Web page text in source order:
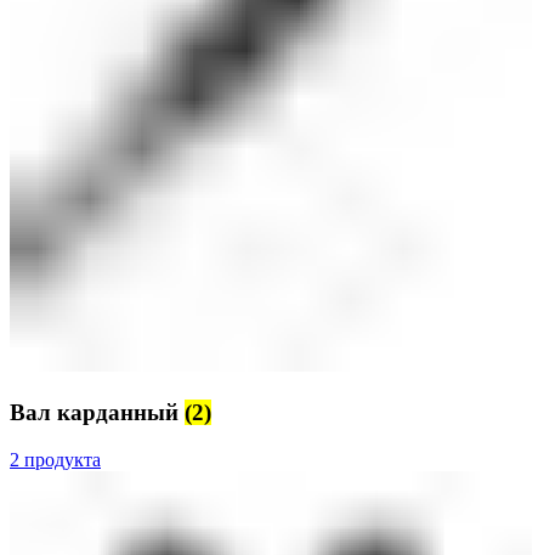
Вал карданный (2)
2 продукта